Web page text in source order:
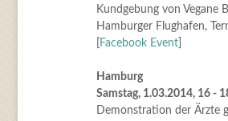
Kundgebung von Vegane
Hamburger Flughafen,
Facebook Event]
Hamburg
Samstag, 1.03.2014, 16 -
Demonstration der Ärzte